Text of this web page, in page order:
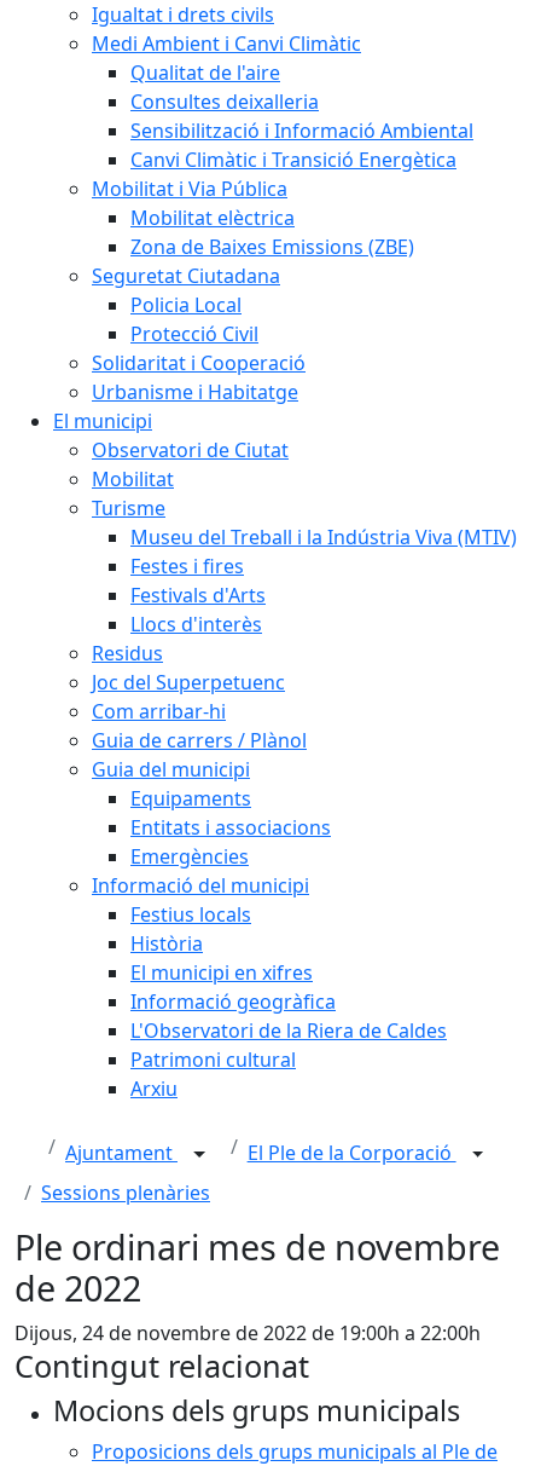
Igualtat i drets civils
Medi Ambient i Canvi Climàtic
Qualitat de l'aire
Consultes deixalleria
Sensibilització i Informació Ambiental
Canvi Climàtic i Transició Energètica
Mobilitat i Via Pública
Mobilitat elèctrica
Zona de Baixes Emissions (ZBE)
Seguretat Ciutadana
Policia Local
Protecció Civil
Solidaritat i Cooperació
Urbanisme i Habitatge
El municipi
Observatori de Ciutat
Mobilitat
Turisme
Museu del Treball i la Indústria Viva (MTIV)
Festes i fires
Festivals d'Arts
Llocs d'interès
Residus
Joc del Superpetuenc
Com arribar-hi
Guia de carrers / Plànol
Guia del municipi
Equipaments
Entitats i associacions
Emergències
Informació del municipi
Festius locals
Història
El municipi en xifres
Informació geogràfica
L'Observatori de la Riera de Caldes
Patrimoni cultural
Arxiu
Ajuntament
El Ple de la Corporació
Sessions plenàries
Ple ordinari mes de novembre
de 2022
Dijous, 24 de novembre de 2022 de 19:00h a 22:00h
Contingut relacionat
Mocions dels grups municipals
Proposicions dels grups municipals al Ple de